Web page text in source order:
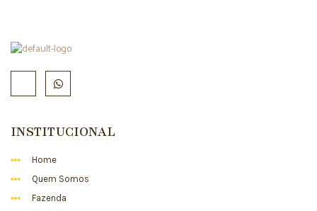
INSTITUCIONAL
Home
Quem Somos
Fazenda